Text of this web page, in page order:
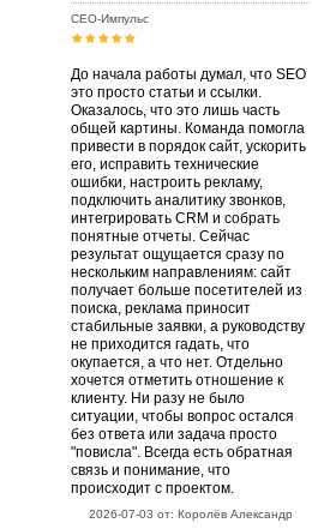
СЕО-Импульс
До начала работы думал, что SEO
это просто статьи и ссылки.
Оказалось, что это лишь часть
общей картины. Команда помогла
привести в порядок сайт, ускорить
его, исправить технические
ошибки, настроить рекламу,
подключить аналитику звонков,
интегрировать CRM и собрать
понятные отчеты. Сейчас
результат ощущается сразу по
нескольким направлениям: сайт
получает больше посетителей из
поиска, реклама приносит
стабильные заявки, а руководству
не приходится гадать, что
окупается, а что нет. Отдельно
хочется отметить отношение к
клиенту. Ни разу не было
ситуации, чтобы вопрос остался
без ответа или задача просто
"повисла". Всегда есть обратная
связь и понимание, что
происходит с проектом.
2026-07-03 от: Королёв Александр